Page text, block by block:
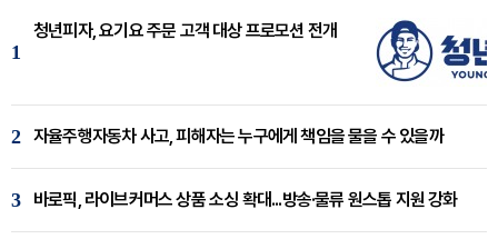
1
청년피자, 요기요 주문 고객 대상 프로모션 전개
2 자율주행자동차 사고, 피해자는 누구에게 책임을 물을 수 있을까
3 바로픽, 라이브커머스 상품 소싱 확대...방송·물류 원스톱 지원 강화